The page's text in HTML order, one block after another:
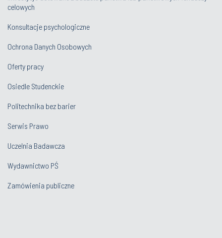
celowych
Konsultacje psychologiczne
Ochrona Danych Osobowych
Oferty pracy
Osiedle Studenckie
Politechnika bez barier
Serwis Prawo
Uczelnia Badawcza
Wydawnictwo PŚ
Zamówienia publiczne